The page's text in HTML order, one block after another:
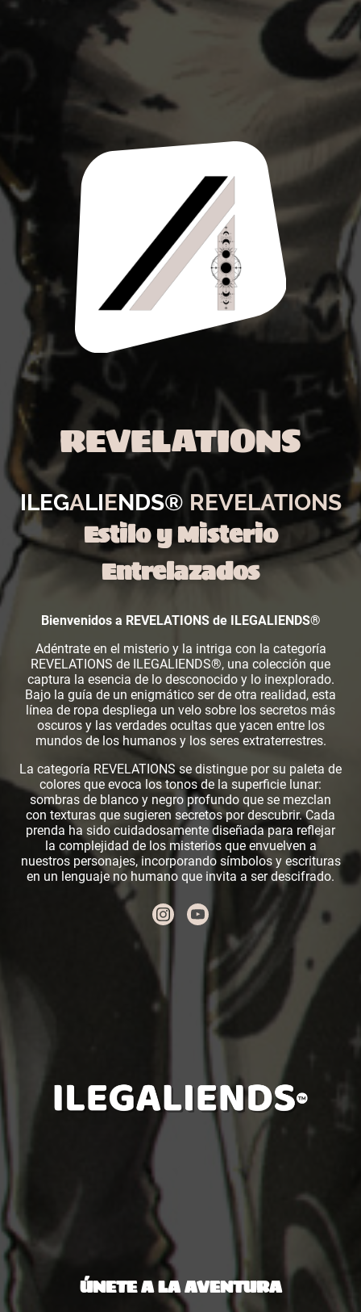
REVELATIONS
ILEGALIENDS® REVELATIONS
Estilo y Misterio
Entrelazados
Bienvenidos a REVELATIONS de ILEGALIENDS®
Adéntrate en el misterio y la intriga con la categoría
REVELATIONS de ILEGALIENDS®, una colección que
captura la esencia de lo desconocido y lo inexplorado.
Bajo la guía de un enigmático ser de otra realidad, esta
línea de ropa despliega un velo sobre los secretos más
oscuros y las verdades ocultas que yacen entre los
mundos de los humanos y los seres extraterrestres.
La categoría REVELATIONS se distingue por su paleta de
colores que evoca los tonos de la superficie lunar:
sombras de blanco y negro profundo que se mezclan
con texturas que sugieren secretos por descubrir. Cada
prenda ha sido cuidadosamente diseñada para reflejar
la complejidad de los misterios que envuelven a
nuestros personajes, incorporando símbolos y escrituras
en un lenguaje no humano que invita a ser descifrado.
ÚNETE A LA AVENTURA